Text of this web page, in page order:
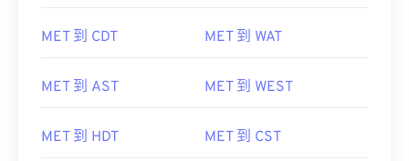
MET 到 CDT MET 到 WAT
MET 到 AST MET 到 WEST
MET 到 HDT MET 到 CST